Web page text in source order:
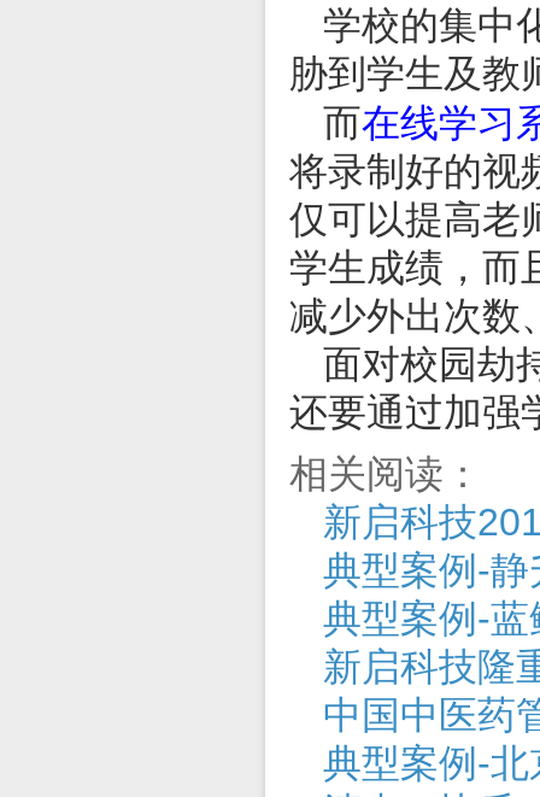
学校的集中
胁到学生及教
而在线学习
将录制好的视
仅可以提高老
学生成绩，而
减少外出次数
面对校园劫
还要通过加强
相关阅读：
新启科技
典型案例-
典型案例-蓝
新启科技隆
中国中医药
典型案例-